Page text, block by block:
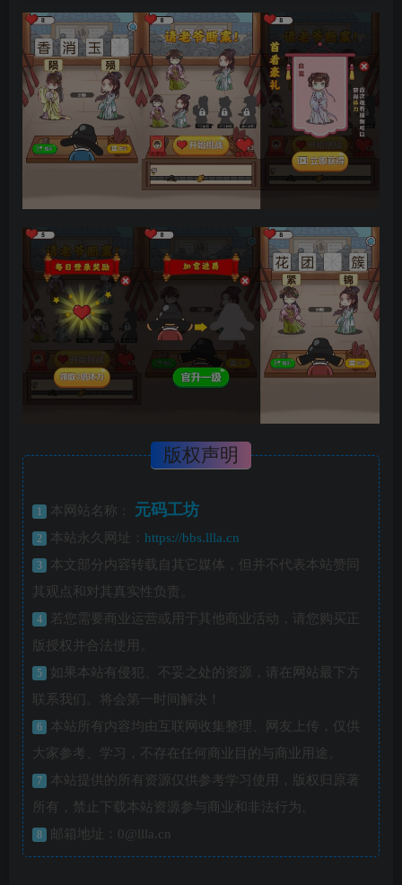
版权声明
1 本网站名称： 元码工坊
2 本站永久网址： https://bbs.llla.cn
3
本文部分内容转载自其它媒体，但并不代表本站赞同
其观点和对其真实性负责。
4
若您需要商业运营或用于其他商业活动，请您购买正
版授权并合法使用。
5
如果本站有侵犯、不妥之处的资源，请在网站最下方
联系我们。将会第一时间解决！
6
本站所有内容均由互联网收集整理、网友上传，仅供
大家参考、学习，不存在任何商业目的与商业用途。
7
本站提供的所有资源仅供参考学习使用，版权归原著
所有，禁止下载本站资源参与商业和非法行为。
8 邮箱地址：0@llla.cn